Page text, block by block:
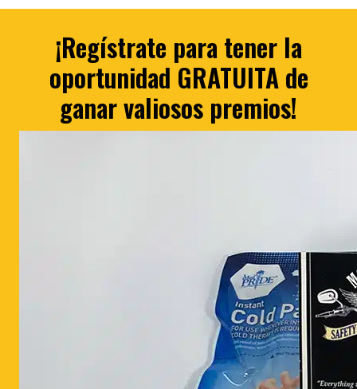
¡Regístrate para tener la
oportunidad GRATUITA de
ganar valiosos premios!